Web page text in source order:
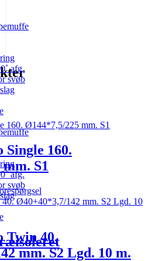
afg.
svøb
afg.
svøb
160.
S1
Twin 40.
mm. S2 Lgd. 10 m.